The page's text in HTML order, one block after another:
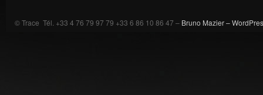
© Trace Tél. +33 4 76 79 97 79 +33 6 86 10 86 47 – Bruno Mazier –